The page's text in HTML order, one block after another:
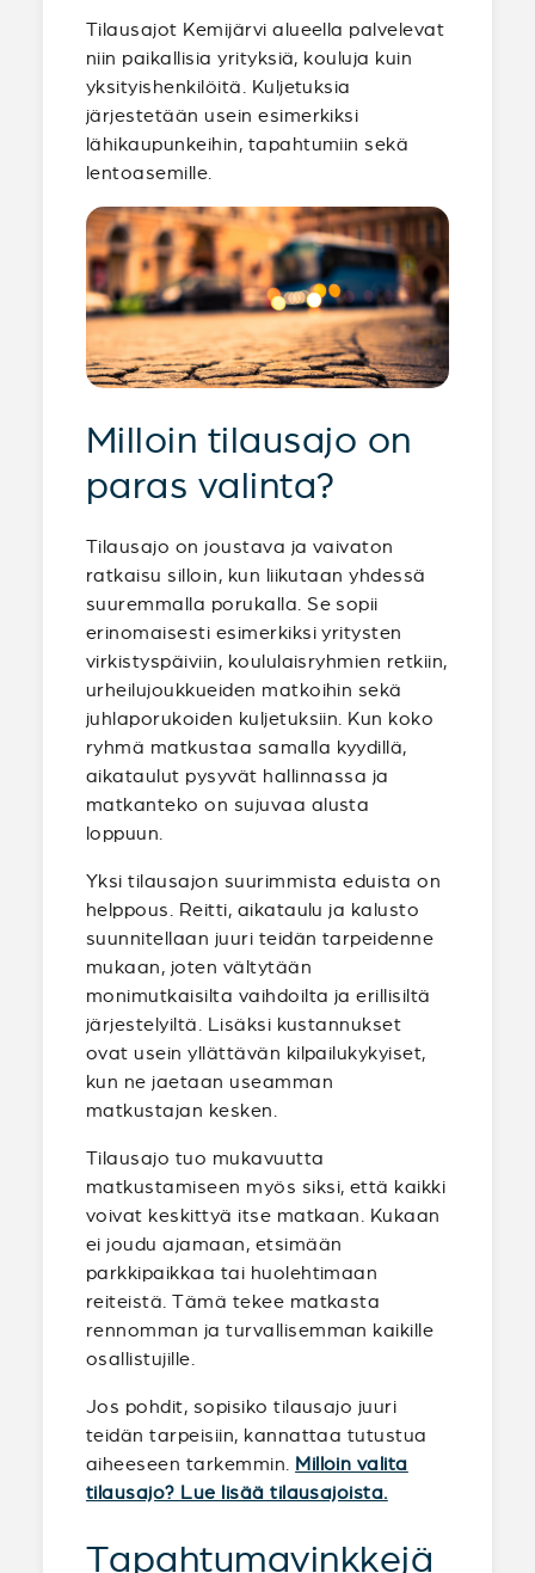
Tilausajot Kemijärvi alueella palvelevat
niin paikallisia yrityksiä, kouluja kuin
yksityishenkilöitä. Kuljetuksia
järjestetään usein esimerkiksi
lähikaupunkeihin, tapahtumiin sekä
lentoasemille.
Milloin tilausajo on
paras valinta?
Tilausajo on joustava ja vaivaton
ratkaisu silloin, kun liikutaan yhdessä
suuremmalla porukalla. Se sopii
erinomaisesti esimerkiksi yritysten
virkistyspäiviin, koululaisryhmien retkiin,
urheilujoukkueiden matkoihin sekä
juhlaporukoiden kuljetuksiin. Kun koko
ryhmä matkustaa samalla kyydillä,
aikataulut pysyvät hallinnassa ja
matkanteko on sujuvaa alusta
loppuun.
Yksi tilausajon suurimmista eduista on
helppous. Reitti, aikataulu ja kalusto
suunnitellaan juuri teidän tarpeidenne
mukaan, joten vältytään
monimutkaisilta vaihdoilta ja erillisiltä
järjestelyiltä. Lisäksi kustannukset
ovat usein yllättävän kilpailukykyiset,
kun ne jaetaan useamman
matkustajan kesken.
Tilausajo tuo mukavuutta
matkustamiseen myös siksi, että kaikki
voivat keskittyä itse matkaan. Kukaan
ei joudu ajamaan, etsimään
parkkipaikkaa tai huolehtimaan
reiteistä. Tämä tekee matkasta
rennomman ja turvallisemman kaikille
osallistujille.
Jos pohdit, sopisiko tilausajo juuri
teidän tarpeisiin, kannattaa tutustua
aiheeseen tarkemmin. Milloin valita
tilausajo? Lue lisää tilausajoista.
Tapahtumavinkkejä